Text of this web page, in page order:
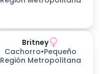
Britney
Cachorro•Pequeño
Región Metropolitana